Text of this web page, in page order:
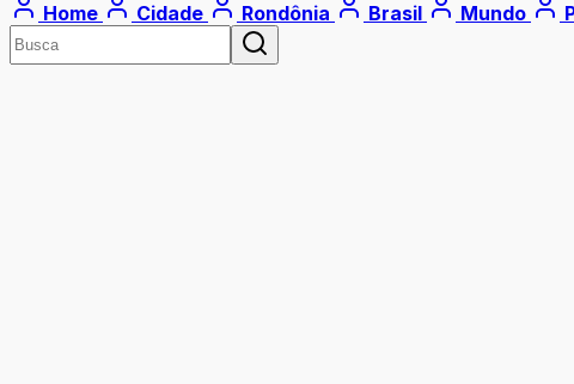
Home Cidade Rondônia Brasil Mundo